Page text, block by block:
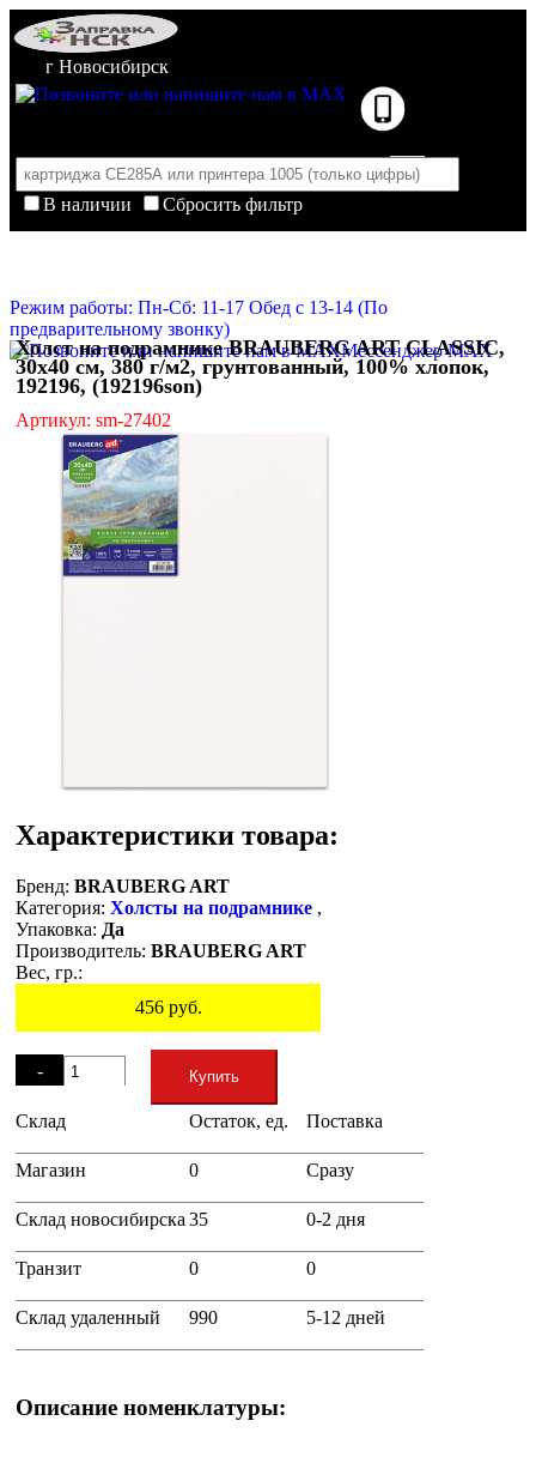
г Новосибирск
В наличии
Сбросить фильтр
Корзина пуста
Режим работы: Пн-Сб: 11-17 Обед с 13-14 (По
предварительному звонку)
Мессенджер MAX
Холст на подрамнике BRAUBERG ART CLASSIC,
30х40 см, 380 г/м2, грунтованный, 100% хлопок,
192196, (192196son)
Артикул: sm-27402
Характеристики товара:
Бренд: BRAUBERG ART
Категория: Холсты на подрамнике ,
Упаковка: Да
Производитель: BRAUBERG ART
Вес, гр.:
456руб.
-
+
Купить
Склад Остаток, ед. Поставка
Магазин 0 Сразу
Склад новосибирска 35 0-2 дня
Транзит 0 0
Склад удаленный 990 5-12 дней
Описание номенклатуры: